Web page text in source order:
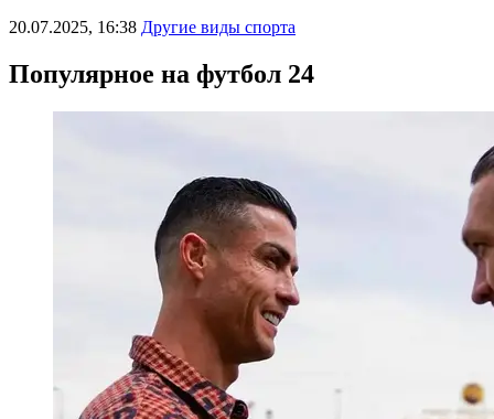
20.07.2025, 16:38 Другие виды спорта
Популярное на футбол 24